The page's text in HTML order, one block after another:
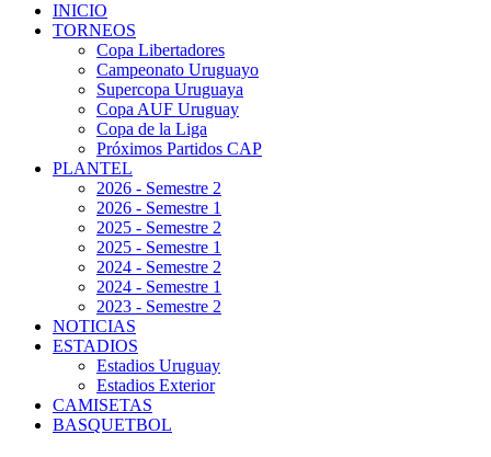
INICIO
TORNEOS
Copa Libertadores
Campeonato Uruguayo
Supercopa Uruguaya
Copa AUF Uruguay
Copa de la Liga
Próximos Partidos CAP
PLANTEL
2026 - Semestre 2
2026 - Semestre 1
2025 - Semestre 2
2025 - Semestre 1
2024 - Semestre 2
2024 - Semestre 1
2023 - Semestre 2
NOTICIAS
ESTADIOS
Estadios Uruguay
Estadios Exterior
CAMISETAS
BASQUETBOL